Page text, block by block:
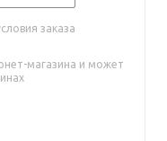
заказа
магазина и может